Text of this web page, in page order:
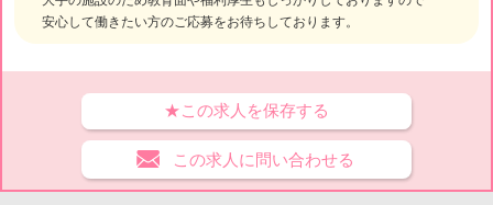
安心して働きたい方のご応募をお待ちしております。
★この求人を保存する
この求人に問い合わせる